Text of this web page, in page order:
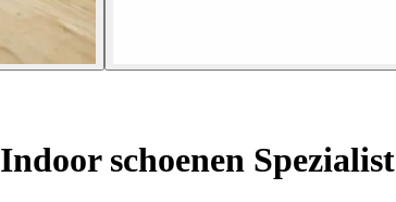
Indoor schoenen Spezialist